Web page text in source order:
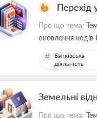
Перехід
Про що тема:
оновлення кодів
Банківська
діяльність
Земельні
Про що тема: